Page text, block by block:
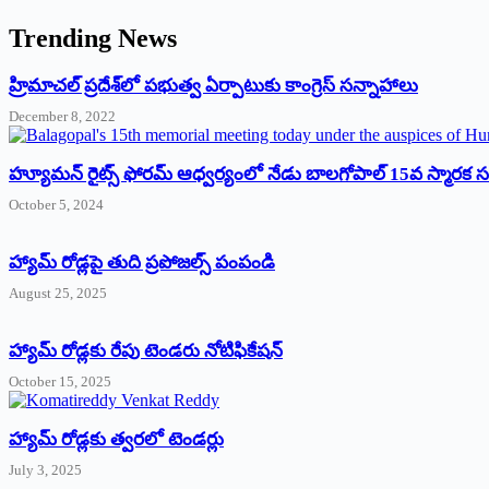
Trending News
‌హ్రిమాచల్‌ ‌ప్రదేశ్‌లో పభుత్వ ఏర్పాటుకు కాంగ్రెస్‌ ‌సన్నాహాలు
December 8, 2022
హ్యూమన్‌ రైట్స్‌ ఫోరమ్‌ ఆధ్వర్యంలో నేడు బాలగోపాల్‌ 15వ స్మారక
October 5, 2024
హ్యామ్‌ రోడ్లపై తుది ప్రపోజల్స్‌ పంపండి
August 25, 2025
హ్యామ్‌ రోడ్లకు రేపు టెండరు నోటిఫికేషన్‌
October 15, 2025
హ్యామ్‌ రోడ్లకు త్వరలో టెండర్లు
July 3, 2025